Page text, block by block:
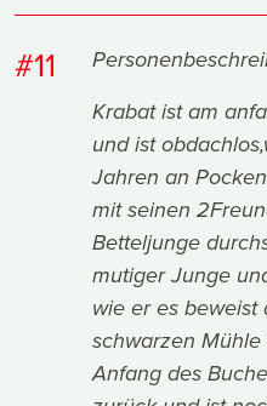
#11
Krabat ist am
und ist
Jahren an
mit seinen
Betteljunge
mutiger Junge
wie er es beweist
schwarzen Mühle
Anfang des